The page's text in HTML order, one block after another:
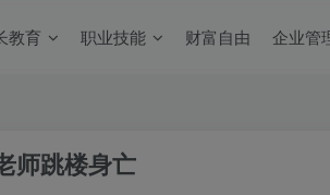
教育 职业技能 财富自由 企业管
师跳楼身亡